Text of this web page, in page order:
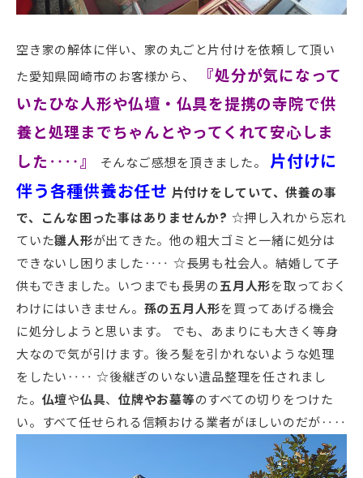
空き家の解体に伴い、家の丸ごと片付けを依頼して頂い
た愛知県岡崎市のお客様から、
『処分が気になって
いたひな人形や仏壇・仏具を提携の寺院で供
養と処理までちゃんとやってくれて安心しま
した‥‥』
そんなご感想を頂きました。 片付けに
伴う各種供養お任せ 片付けをしていて、供養の事
で、こんな困った事はありませんか? ☆押し入れから忘れ
ていた雛人形が出てきた。他の粗大ゴミと一緒に処分は
できないし困りました‥‥ ☆長男も社会人。結婚して子
供もできました。いつまでも長男の五月人形を取っておく
わけにはいきません。 孫の五月人形を買ってあげる機会
に処分しようと思います。 でも、あまりにも大きく等身
大なので気が引けます。後ろ髪を引かれないような処理
をしたい‥‥ ☆後継ぎのいない遺品整理を任されまし
た。 仏壇や仏具、 位牌やお墓等のすべての切りをつけた
い。すべて任せられる信頼おける業者がほしいのだが‥‥